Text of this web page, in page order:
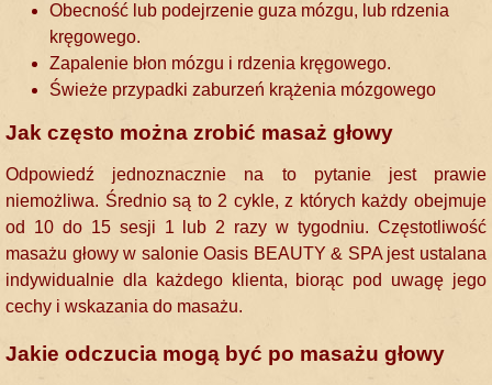
Obecność lub podejrzenie guza mózgu, lub rdzenia
kręgowego.
Zapalenie błon mózgu i rdzenia kręgowego.
Świeże przypadki zaburzeń krążenia mózgowego
Jak często można zrobić masaż głowy
Odpowiedź jednoznacznie na to pytanie jest prawie
niemożliwa. Średnio są to 2 cykle, z których każdy obejmuje
od 10 do 15 sesji 1 lub 2 razy w tygodniu. Częstotliwość
masażu głowy w salonie Oasis BEAUTY & SPA jest ustalana
indywidualnie dla każdego klienta, biorąc pod uwagę jego
cechy i wskazania do masażu.
Jakie odczucia mogą być po masażu głowy